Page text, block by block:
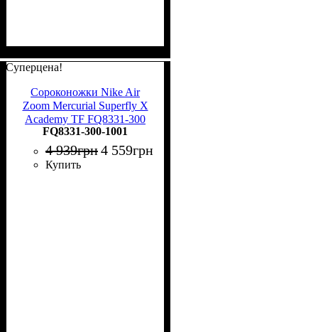
Суперцена!
Сороконожки Nike Air
Zoom Mercurial Superfly X
Academy TF FQ8331-300
FQ8331-300-1001
4 939грн4 559грн
Купить